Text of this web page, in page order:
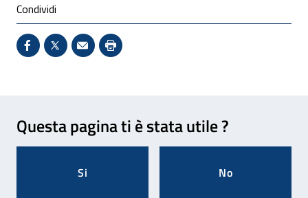
Condividi
Condividi su Facebook - Sito esterno - Apertura in
X - Sito esterno - Apertura in nuova finestra
Invio Mail: apre il programma di posta
Stampa pagina: scelta meno
Questa pagina ti è stata utile ?
Si No